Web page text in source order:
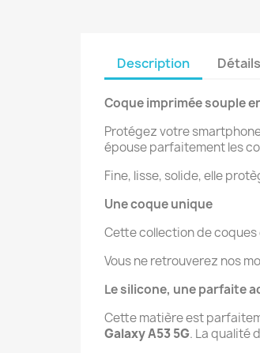
Description
Coque imprimée souple
Protégez votre
épouse parfaitement les
Fine, lisse, solide, elle
Une coque unique
Cette collection de
Vous ne retrouverez nos
Le silicone, une parfaite
Cette matière est
Galaxy A53 5G. La qualité